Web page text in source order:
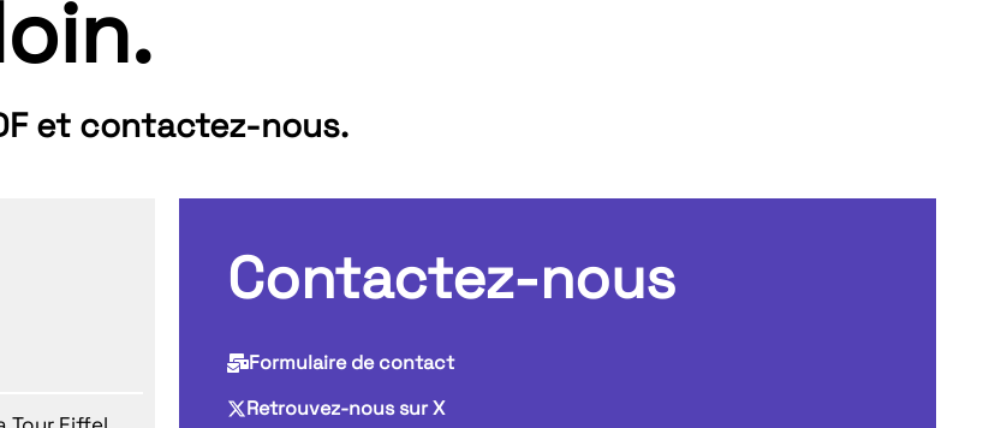
et contactez-nous.
Contactez-nous
Formulaire de contact
Retrouvez-nous sur X